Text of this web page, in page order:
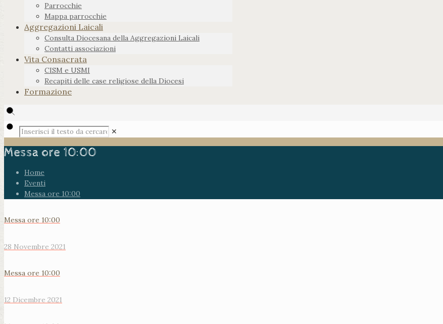
Parrocchie
Mappa parrocchie
Aggregazioni Laicali
Consulta Diocesana della Aggregazioni Laicali
Contatti associazioni
Vita Consacrata
CISM e USMI
Recapiti delle case religiose della Diocesi
Formazione
✕
Messa ore 10:00
Home
Eventi
Messa ore 10:00
Messa ore 10:00
28 Novembre 2021
Messa ore 10:00
12 Dicembre 2021